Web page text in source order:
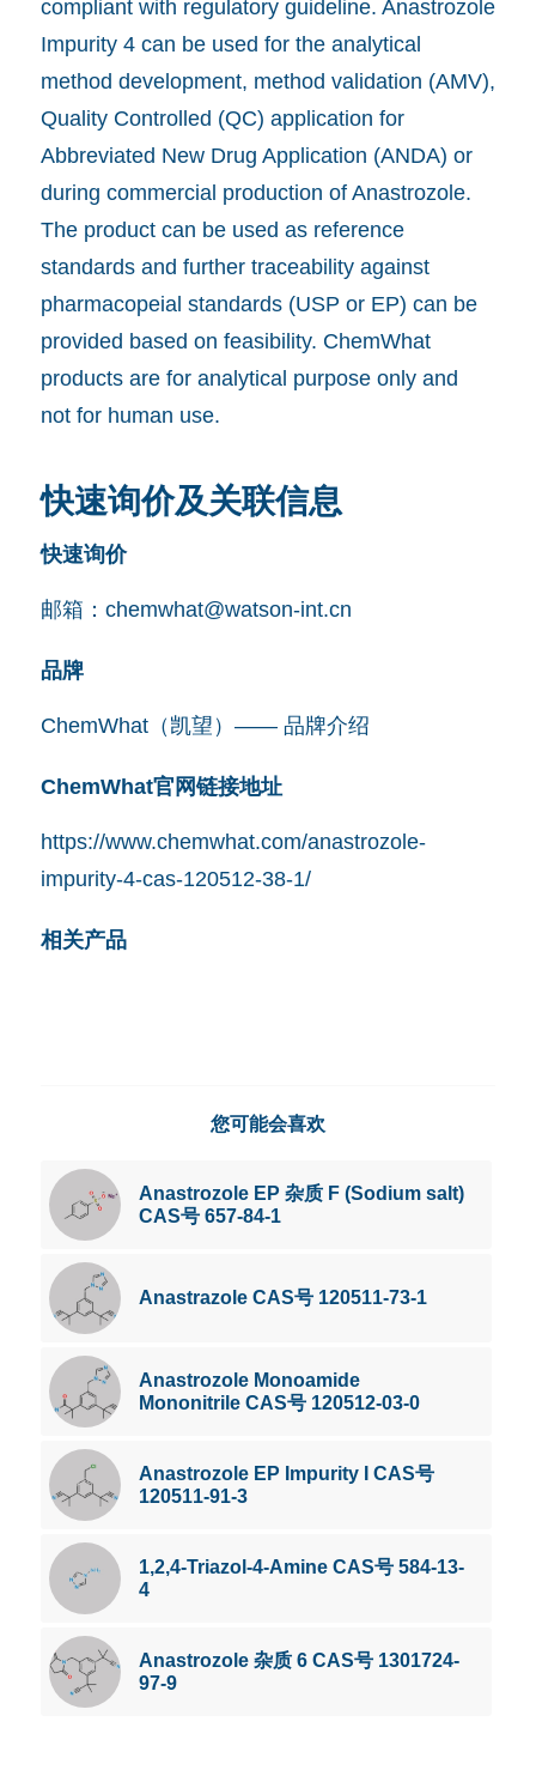
compliant with regulatory guideline. Anastrozole
Impurity 4 can be used for the analytical
method development, method validation (AMV),
Quality Controlled (QC) application for
Abbreviated New Drug Application (ANDA) or
during commercial production of Anastrozole.
The product can be used as reference
standards and further traceability against
pharmacopeial standards (USP or EP) can be
provided based on feasibility. ChemWhat
products are for analytical purpose only and
not for human use.
快速询价及关联信息
快速询价
邮箱： chemwhat@watson-int.cn
品牌
ChemWhat（凯望）—— 品牌介绍
ChemWhat官网链接地址
https://www.chemwhat.com/anastrozole-
impurity-4-cas-120512-38-1/
相关产品
您可能会喜欢
Anastrozole EP 杂质 F (Sodium salt)
CAS号 657-84-1
Anastrazole CAS号 120511-73-1
Anastrozole Monoamide
Mononitrile CAS号 120512-03-0
Anastrozole EP Impurity I CAS号
120511-91-3
1,2,4-Triazol-4-Amine CAS号 584-13-
4
Anastrozole 杂质 6 CAS号 1301724-
97-9